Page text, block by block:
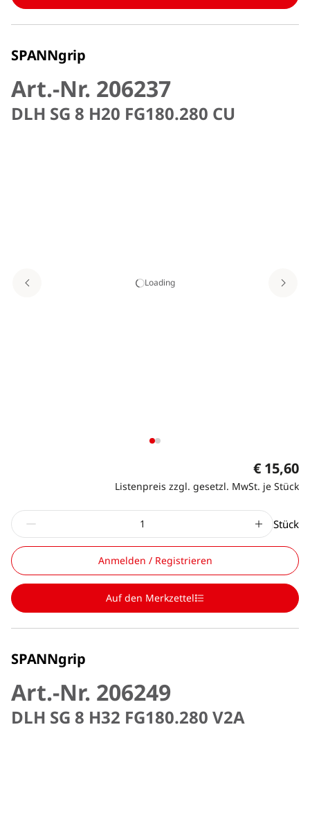
SPANNgrip
Art.-Nr. 206237
DLH SG 8 H20 FG180.280 CU
Loading
€ 15,60
Listenpreis zzgl. gesetzl. MwSt. je Stück
Stück
Anmelden / Registrieren
Auf den Merkzettel
SPANNgrip
Art.-Nr. 206249
DLH SG 8 H32 FG180.280 V2A